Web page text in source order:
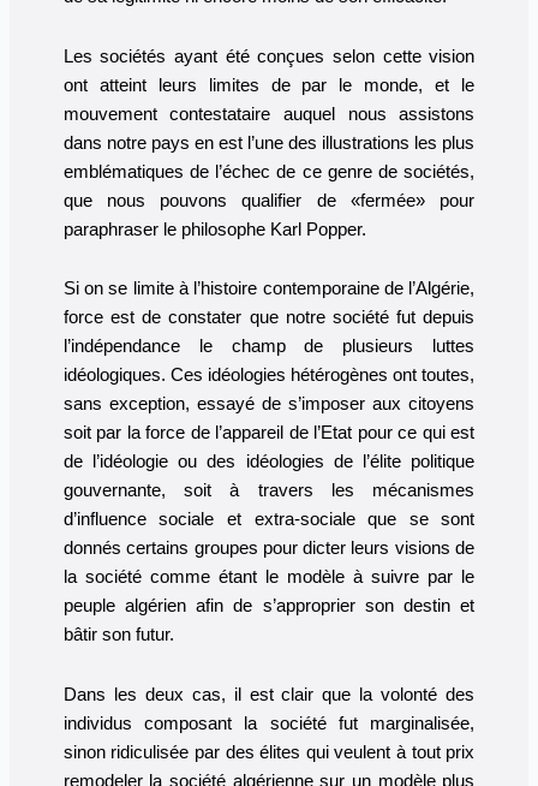
Les sociétés ayant été conçues selon cette vision
ont atteint leurs limites de par le monde, et le
mouvement contestataire auquel nous assistons
dans notre pays en est l’une des illustrations les plus
emblématiques de l’échec de ce genre de sociétés,
que nous pouvons qualifier de «fermée» pour
paraphraser le philosophe Karl Popper.
Si on se limite à l’histoire contemporaine de l’Algérie,
force est de constater que notre société fut depuis
l’indépendance le champ de plusieurs luttes
idéologiques. Ces idéologies hétérogènes ont toutes,
sans exception, essayé de s’imposer aux citoyens
soit par la force de l’appareil de l’Etat pour ce qui est
de l’idéologie ou des idéologies de l’élite politique
gouvernante, soit à travers les mécanismes
d’influence sociale et extra-sociale que se sont
donnés certains groupes pour dicter leurs visions de
la société comme étant le modèle à suivre par le
peuple algérien afin de s’approprier son destin et
bâtir son futur.
Dans les deux cas, il est clair que la volonté des
individus composant la société fut marginalisée,
sinon ridiculisée par des élites qui veulent à tout prix
remodeler la société algérienne sur un modèle plus